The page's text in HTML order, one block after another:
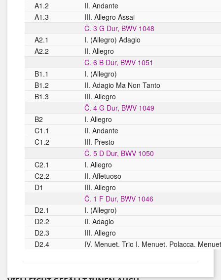
A1.2
II. Andante
A1.3
III. Allegro Assai
Č. 3 G Dur, BWV 1048
A2.1
I. (Allegro) Adagio
A2.2
II. Allegro
Č. 6 B Dur, BWV 1051
B1.1
I. (Allegro)
B1.2
II. Adagio Ma Non Tanto
B1.3
III. Allegro
Č. 4 G Dur, BWV 1049
B2
I. Allegro
C1.1
II. Andante
C1.2
III. Presto
Č. 5 D Dur, BWV 1050
C2.1
I. Allegro
C2.2
II. Affetuoso
D1
III. Allegro
Č. 1 F Dur, BWV 1046
D2.1
I. (Allegro)
D2.2
II. Adagio
D2.3
III. Allegro
D2.4
IV. Menuet. Trio I. Menuet. Polacca.